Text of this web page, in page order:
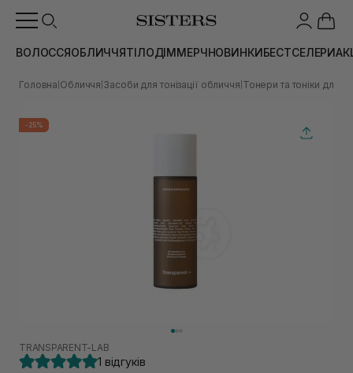
ВОЛОССЯОБЛИЧЧЯТІЛОДІММЕРЧНОВИНКИБЕСТСЕЛЕРИ
Головна Обличчя Засоби для тонізації обличчя Тонери та тоніки для
-25%
TRANSPARENT-LAB
1 відгуків